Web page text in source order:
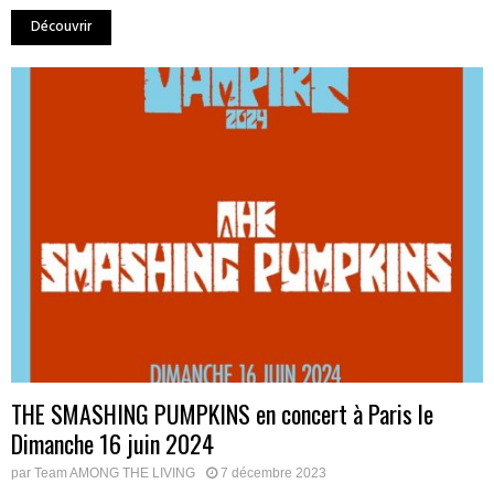
Découvrir
THE SMASHING PUMPKINS en concert à Paris le
Dimanche 16 juin 2024
par Team AMONG THE LIVING 7 décembre 2023